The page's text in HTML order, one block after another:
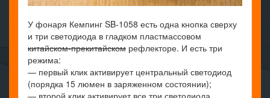
У фонаря Кемпинг SB-1058 есть одна кнопка сверху
и три светодиода в гладком пластмассовом
китайском-прекитайском рефлекторе. И есть три
режима:
— первый клик активирует центральный светодиод
(порядка 15 люмен в заряженном состоянии);
— второй клик активирует все три светодиода